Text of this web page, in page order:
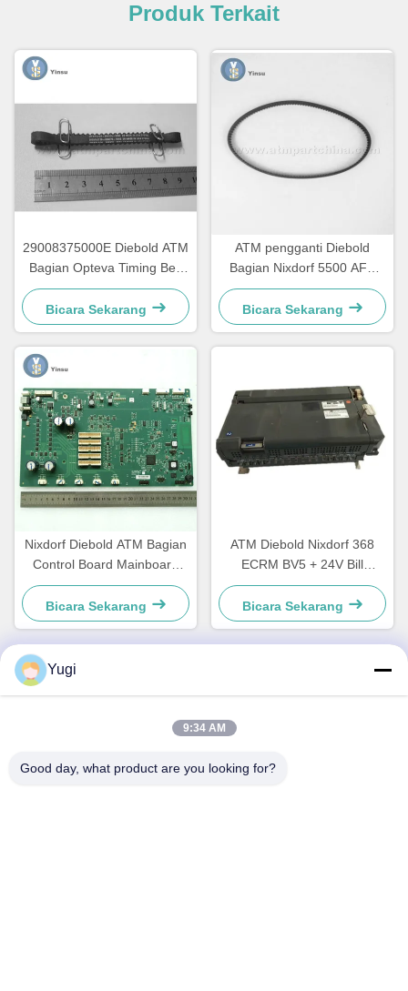
Produk Terkait
29008375000E Diebold ATM
Bagian Opteva Timing Belt
Transport Belt 67T
Bicara Sekarang
ATM pengganti Diebold
Bagian Nixdorf 5500 AFD
445T Transport Belt
2900837500AH
Bicara Sekarang
Nixdorf Diebold ATM Bagian
Control Board Mainboard
CCA Discovery
49242480000B
Bicara Sekarang
ATM Diebold Nixdorf 368
ECRM BV5 + 24V Bill
Acceptor Validator Bagian
49238415000A
Bicara Sekarang
Ruang 502, Bangunan 5, Taman Real Estate Qide, No. 2-1,
Yugi
9:34 AM
Good day, what product are you looking for?